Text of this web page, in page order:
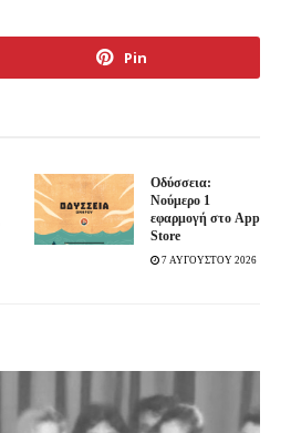
Pin
Οδύσσεια:
Νούμερο 1
εφαρμογή στο App
Store
7 ΑΥΓΟΥΣΤΟΥ 2026